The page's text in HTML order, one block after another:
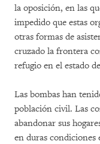
la oposición, en las
impedido que estas
otras formas de
cruzado la frontera
refugio en el estado
Las bombas han
población civil. Las
abandonar sus
en duras condiciones